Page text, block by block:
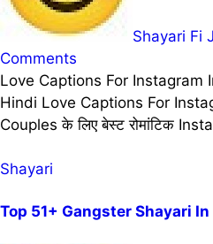
Shayari Fi
Comments
Love Captions For Instagram In Hindi: आज की ये पोस्ट
Hindi Love Captions For
Couples के लिए बेस्ट रोमांटिक
Shayari
Top 51+ Gangster Shayari In